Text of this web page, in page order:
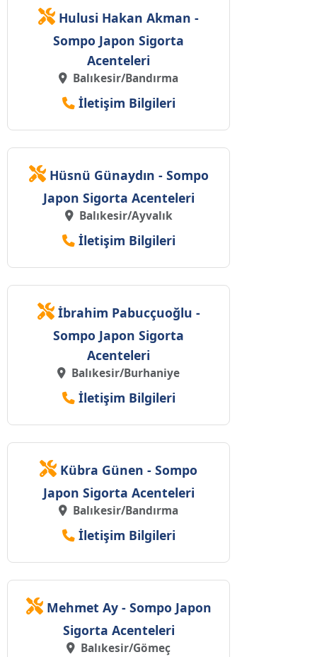
Hulusi Hakan Akman -
Sompo Japon Sigorta
Acenteleri
Balıkesir/Bandırma
İletişim Bilgileri
Hüsnü Günaydın - Sompo
Japon Sigorta Acenteleri
Balıkesir/Ayvalık
İletişim Bilgileri
İbrahim Pabucçuoğlu -
Sompo Japon Sigorta
Acenteleri
Balıkesir/Burhaniye
İletişim Bilgileri
Kübra Günen - Sompo
Japon Sigorta Acenteleri
Balıkesir/Bandırma
İletişim Bilgileri
Mehmet Ay - Sompo Japon
Sigorta Acenteleri
Balıkesir/Gömeç